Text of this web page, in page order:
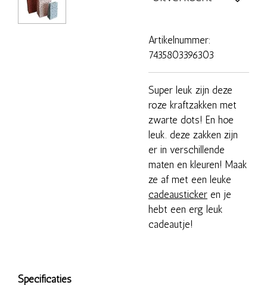
Artikelnummer:
7435803396303
Super leuk zijn deze
roze kraftzakken met
zwarte dots! En hoe
leuk. deze zakken zijn
er in verschillende
maten en kleuren! Maak
ze af met een leuke
cadeausticker en je
hebt een erg leuk
cadeautje!
Specificaties